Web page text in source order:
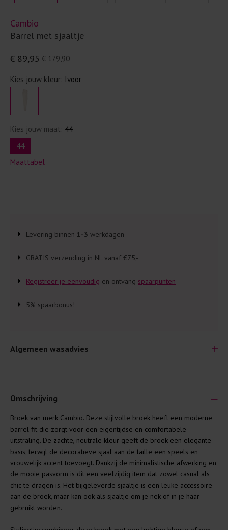
Cambio
Barrel met sjaaltje
€ 179,90
€ 89,95
Kies jouw kleur: Ivoor
Kies jouw maat: 44
44
Maattabel
Levering binnen 1-3 werkdagen
GRATIS verzending in NL vanaf €75,-
Registreer je eenvoudig en ontvang spaarpunten
5% spaarbonus!
Algemeen wasadvies
Je wilt natuurlijk lang plezier hebben van je nieuwe kleding.
Daarom geven wij een aantal algemene was-tips:
Lees altijd eerst even het was-etiket.
Was kleding binnenste buiten. Dat beschermt de
buitenkant.
Wees zuinig met wasmiddel. Per kledingstuk is een drupje
genoeg.
Was zo koud mogelijk. Op 20 of 30 graden wassen is vaak
Omschrijving
Broek van merk Cambio. Deze stijlvolle broek heeft een moderne
barrel fit die zorgt voor een eigentijdse en comfortabele
uitstraling. De zachte, neutrale kleur geeft de broek een elegante
basis, terwijl de decoratieve sjaal aan de taille een speels en
vrouwelijk accent toevoegt. Dankzij de minimalistische afwerking en
de mooie pasvorm is dit een veelzijdig item dat zowel casual als
chic te dragen is. Het bijgeleverde sjaaltje is een leuke accessoire
aan de broek, maar kan ook als sjaaltje om je nek of in je haar
gebruikt worden.